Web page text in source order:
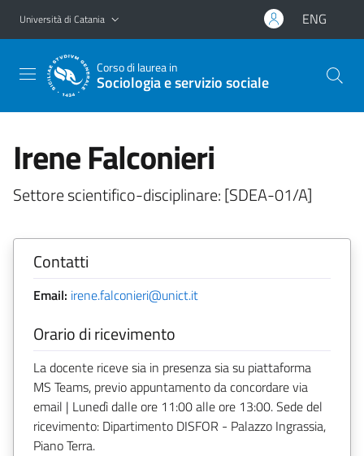
Vai al contenuto principale
Vai al menu di navigazione
Università di Catania ENG
Corso di laurea in
Sociologia e servizio sociale
Irene Falconieri
Settore scientifico-disciplinare: [SDEA-01/A]
Contatti
Email: irene.falconieri@unict.it
Orario di ricevimento
La docente riceve sia in presenza sia su piattaforma
MS Teams, previo appuntamento da concordare via
email | Lunedì dalle ore 11:00 alle ore 13:00. Sede del
ricevimento: Dipartimento DISFOR - Palazzo Ingrassia,
Piano Terra.